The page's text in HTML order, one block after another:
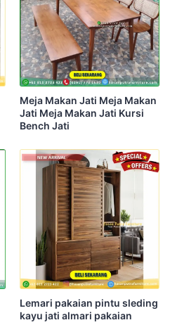
Meja Makan Jati Meja Makan
Jati Meja Makan Jati Kursi
Bench Jati
Lemari pakaian pintu sleding
kayu jati almari pakaian